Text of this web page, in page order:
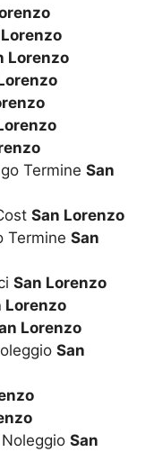
Lorenzo
Termine San
San Lorenzo
Termine San
San Lorenzo
Lorenzo
Lorenzo
San
San